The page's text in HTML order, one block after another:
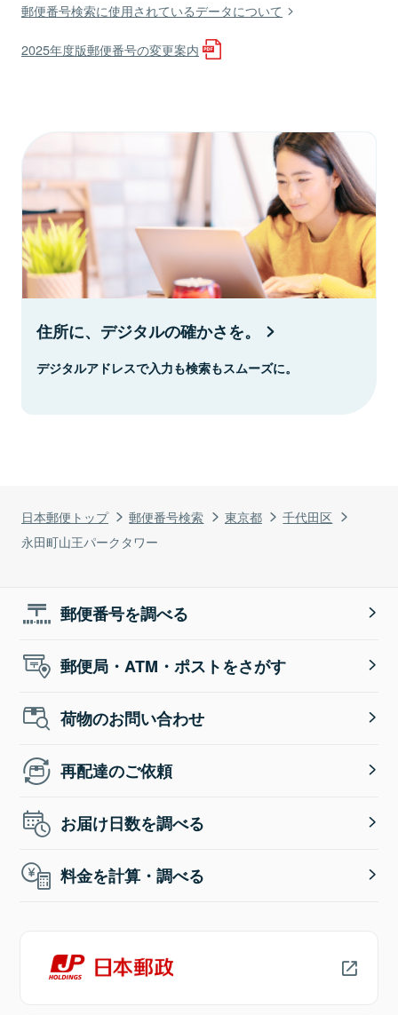
日本郵便トップ 郵便番号検索 東京都
千代田区
永田町山王パークタワー
郵便番号検索に使用されているデータについて
2025年度版郵便番号の変更案内
住所に、デジタルの確かさを。
デジタルアドレスで入力も検索もスムーズに。
郵便番号を調べる
郵便局・ATM・ポストをさがす
荷物のお問い合わせ
再配達のご依頼
お届け日数を調べる
料金を計算・調べる